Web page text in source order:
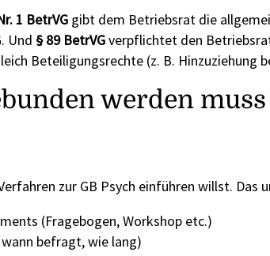
1 BetrVG gibt dem Betriebsrat die
Und § 89 BetrVGverpflichtet den
Beteiligungsrechte (z. B. Hinzuziehung
werden
zur GB Psych einführen willst. Das
(Fragebogen, Workshop etc.)
befragt, wie lang)